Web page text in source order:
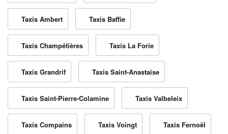
Taxis Ambert Taxis Baffie
Taxis Champétières Taxis La Forie
Taxis Grandrif Taxis Saint-Anastaise
Taxis Saint-Pierre-Colamine Taxis Valbeleix
Taxis Compains Taxis Voingt Taxis Fernoël